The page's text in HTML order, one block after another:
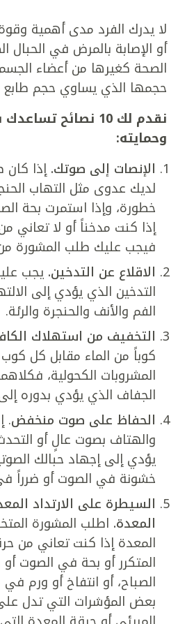
لا يدرك الفرد مدى أهمية
أو الإصابة بالمرض في الحبال
الصحة كغيرها من أعضاء
حجمها الذي يساوي حجم طابع
نقدم لك 10 نصائح
وحمايته:
الإنصات إلى صوتك.إذا
لديك عدوى مثل التهاب
خطورة، وإذا استمرت بحة
إذا كنت مدخناً أو لا تعاني
فيجب عليك طلب المشورة
الاقلاع عن التدخين. يجب
التدخين الذي يؤدي إلى
الفم والأنف والحنجرة والرئة.
التخفيف من استهلاك
كوباً من الماء مقابل كل
المشروبات الكحولية،
الجفاف الذي يؤدي بدوره
الحفاظ على صوت منخفض.
والهتاف بصوت عالٍ أو
يؤدي إلى إجهاد حبالك
خشونة في الصوت أو ضرراً
السيطرة على الارتداد
المعدة. اطلب المشورة
المعدة إذا كنت تعاني من
المتكرر أو بحة في الصوت
الصباح، أو انتفاخ أو ورم
بعض المؤشرات التي تدل